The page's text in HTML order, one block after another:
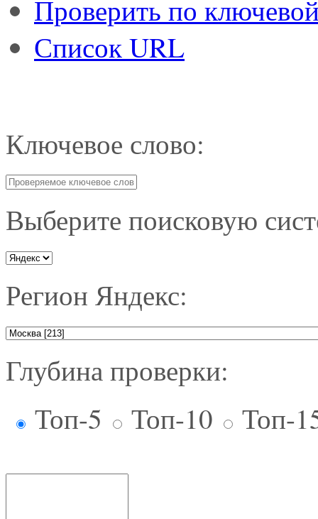
Проверить по
Список URL
Ключевое слово:
Выберите поисковую
Регион Яндекс:
Глубина проверки:
Топ-5
Топ-10 Топ-